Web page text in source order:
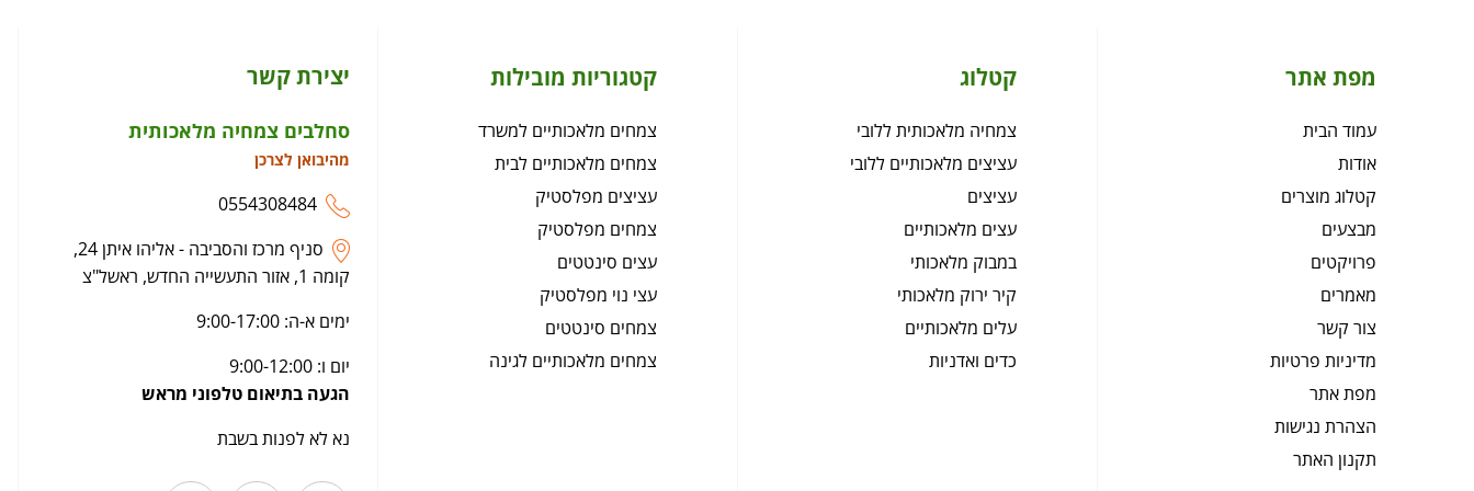
מפת אתר
עמוד הבית
אודות
קטלוג מוצרים
מבצעים
פרויקטים
מאמרים
צור קשר
מדיניות פרטיות
מפת אתר
הצהרת נגישות
תקנון האתר
קטלוג
צמחיה מלאכותית ללובי
עציצים מלאכותיים ללובי
עציצים
עצים מלאכותיים
במבוק מלאכותי
קיר ירוק מלאכותי
עלים מלאכותיים
כדים ואדניות
קטגוריות מובילות
צמחים מלאכותיים למשרד
צמחים מלאכותיים לבית
עציצים מפלסטיק
צמחים מפלסטיק
עצים סינטטים
עצי נוי מפלסטיק
צמחים סינטטים
צמחים מלאכותיים לגינה
יצירת קשר
סחלבים צמחיה מלאכותית
מהיבואן לצרכן
0554308484
סניף מרכז והסביבה - אליהו איתן 24,
קומה 1, אזור התעשייה החדש, ראשל"צ
ימים א-ה: 9:00-17:00
יום ו: 9:00-12:00
הגעה בתיאום טלפוני מראש
נא לא לפנות בשבת